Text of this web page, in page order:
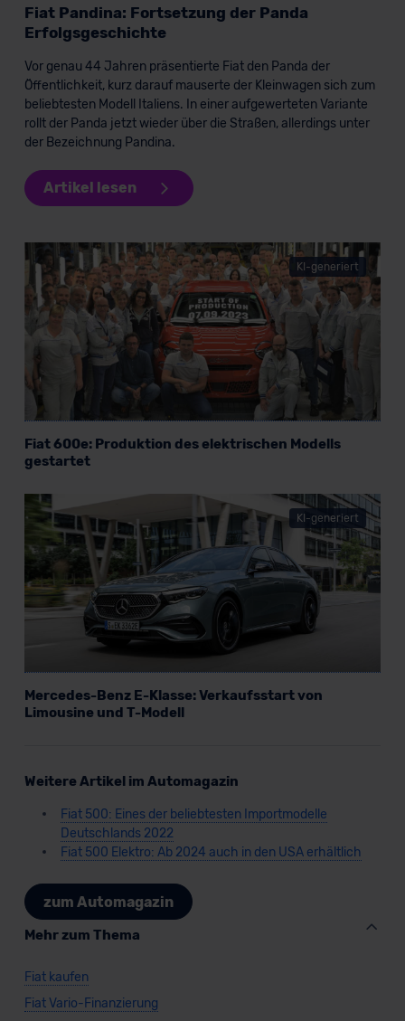
Datenschutzklauseln können Sie über den Kontakt zu
unserem Datenschutzbeauftragten unter
Datenschutzerklärung| Impressum
Fiat Pandina: Fortsetzung der Panda
Erfolgsgeschichte
Vor genau 44 Jahren präsentierte Fiat den Panda der
Öffentlichkeit, kurz darauf mauserte der Kleinwagen sich zum
beliebtesten Modell Italiens. In einer aufgewerteten Variante
rollt der Panda jetzt wieder über die Straßen, allerdings unter
der Bezeichnung Pandina.
Artikel lesen
KI-generiert
Fiat 600e: Produktion des elektrischen Modells
gestartet
KI-generiert
Mercedes-Benz E-Klasse: Verkaufsstart von
Limousine und T-Modell
Weitere Artikel im Automagazin
Fiat 500: Eines der beliebtesten Importmodelle
Deutschlands 2022
Fiat 500 Elektro: Ab 2024 auch in den USA erhältlich
zum Automagazin
Mehr zum Thema
Fiat kaufen
Fiat Vario-Finanzierung